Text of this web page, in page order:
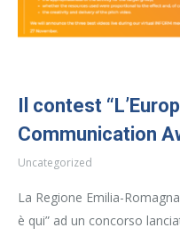
Il contest
Communication
Uncategorized
La Regione Emilia-
è qui” ad un concorso